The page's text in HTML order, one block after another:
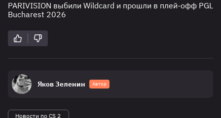
PARIVISION выбили Wildcard и прошли в плей-офф PGL
Bucharest 2026
Яков Зеленин Автор
Новости по CS 2